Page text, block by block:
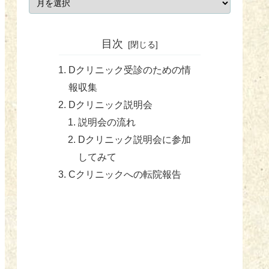
目次
Dクリニック受診のための情
報収集
Dクリニック説明会
説明会の流れ
Dクリニック説明会に参加
してみて
Cクリニックへの転院報告